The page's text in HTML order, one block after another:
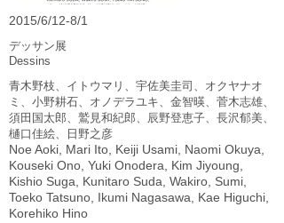
2015/6/12-8/1
デッサン展
Dessins
青木野枝、イトウマリ、宇佐美圭司、オクヤナオ
ミ、小野耕石、オノデラユキ、金智暎、菅木志雄、
須田国太郎、鷲見和紀郎、辰野登恵子、長沢郁美、
樋口佳絵、日野之彦
Noe Aoki, Mari Ito, Keiji Usami, Naomi Okuya,
Kouseki Ono, Yuki Onodera, Kim Jiyoung,
Kishio Suga, Kunitaro Suda, Wakiro, Sumi,
Toeko Tatsuno, Ikumi Nagasawa, Kae Higuchi,
Korehiko Hino